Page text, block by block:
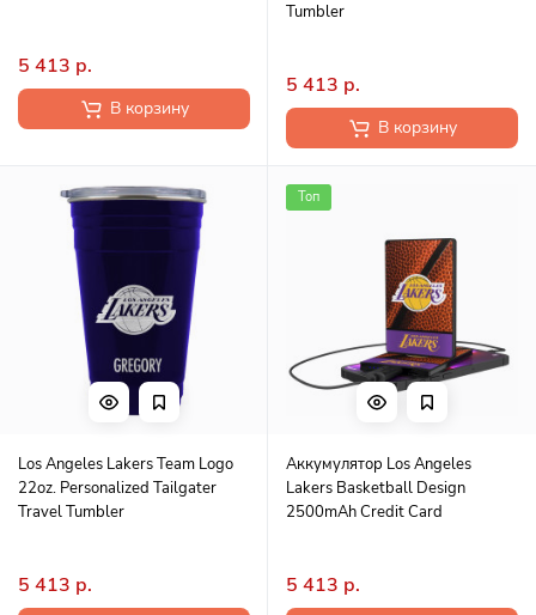
5 413 р.
В корзину
Tumbler
5 413 р.
В корзину
Los Angeles Lakers Team Logo
22oz. Personalized Tailgater
Travel Tumbler
5 413 р.
Топ
Аккумулятор Los Angeles
Lakers Basketball Design
2500mAh Credit Card
5 413 р.